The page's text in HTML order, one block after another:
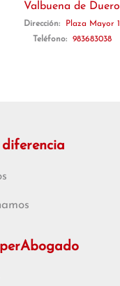
Valbuena de Duero
Dirección:
Plaza Mayor 1
Teléfono:
983683038
diferencia